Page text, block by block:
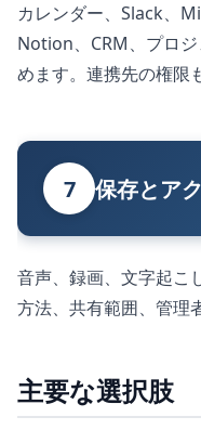
カレンダー、Slack、
Notion、CRM、プロ
めます。連携先の権限
7 保存とア
音声、録画、文字起こ
方法、共有範囲、管理
主要な選択肢